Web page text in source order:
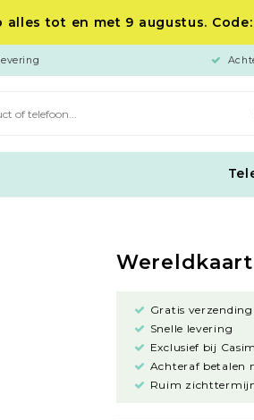
tot en met 9 augustus. Code:
Wereldkaart
Gratis
Snelle levering
Exclusief bij
Achteraf betalen
Ruim